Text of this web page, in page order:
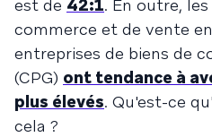
est de 42:1. En outre,
commerce et de vente
entreprises de biens de
(CPG) ont tendance à
plus élevés. Qu'est-ce
cela ?